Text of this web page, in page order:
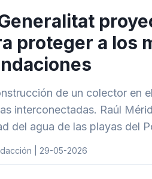
proteger a los
de un colector en
interconectadas. Raúl
del agua de las playas del
| 29-05-2026